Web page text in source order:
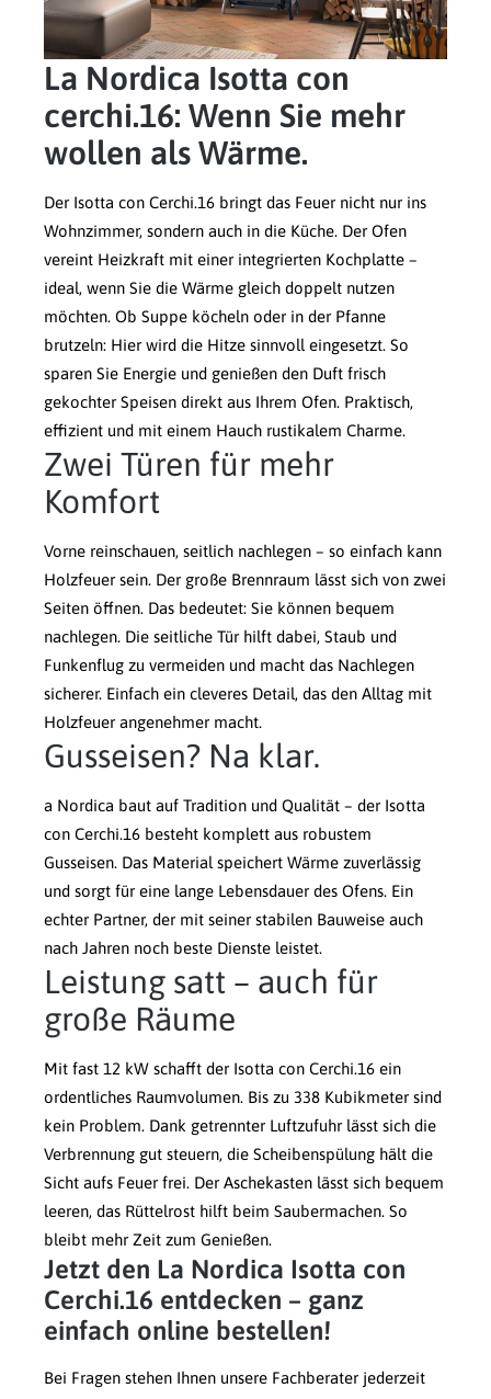
La Nordica Isotta con
cerchi.16: Wenn Sie mehr
wollen als Wärme.
Der Isotta con Cerchi.16 bringt das Feuer nicht nur ins
Wohnzimmer, sondern auch in die Küche. Der Ofen
vereint Heizkraft mit einer integrierten Kochplatte –
ideal, wenn Sie die Wärme gleich doppelt nutzen
möchten. Ob Suppe köcheln oder in der Pfanne
brutzeln: Hier wird die Hitze sinnvoll eingesetzt. So
sparen Sie Energie und genießen den Duft frisch
gekochter Speisen direkt aus Ihrem Ofen. Praktisch,
effizient und mit einem Hauch rustikalem Charme.
Zwei Türen für mehr
Komfort
Vorne reinschauen, seitlich nachlegen – so einfach kann
Holzfeuer sein. Der große Brennraum lässt sich von zwei
Seiten öffnen. Das bedeutet: Sie können bequem
nachlegen. Die seitliche Tür hilft dabei, Staub und
Funkenflug zu vermeiden und macht das Nachlegen
sicherer. Einfach ein cleveres Detail, das den Alltag mit
Holzfeuer angenehmer macht.
Gusseisen? Na klar.
a Nordica baut auf Tradition und Qualität – der Isotta
con Cerchi.16 besteht komplett aus robustem
Gusseisen. Das Material speichert Wärme zuverlässig
und sorgt für eine lange Lebensdauer des Ofens. Ein
echter Partner, der mit seiner stabilen Bauweise auch
nach Jahren noch beste Dienste leistet.
Leistung satt – auch für
große Räume
Mit fast 12 kW schafft der Isotta con Cerchi.16 ein
ordentliches Raumvolumen. Bis zu 338 Kubikmeter sind
kein Problem. Dank getrennter Luftzufuhr lässt sich die
Verbrennung gut steuern, die Scheibenspülung hält die
Sicht aufs Feuer frei. Der Aschekasten lässt sich bequem
leeren, das Rüttelrost hilft beim Saubermachen. So
bleibt mehr Zeit zum Genießen.
Jetzt den La Nordica Isotta con
Cerchi.16 entdecken – ganz
einfach online bestellen!
Bei Fragen stehen Ihnen unsere Fachberater jederzeit